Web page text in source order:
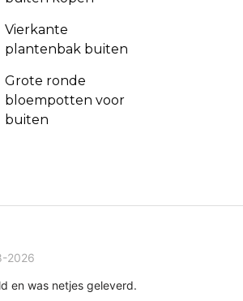
Vierkante
plantenbak buiten
Grote ronde
bloempotten voor
buiten